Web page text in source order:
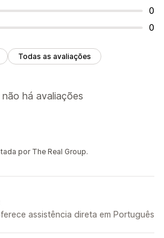
0
0
Todas as avaliações
não há avaliações
por The Real Group.
assistência direta em Português